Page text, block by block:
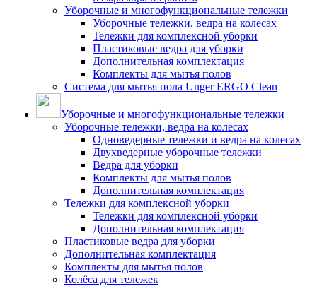
Уборочные и многофункциональные тележки
Уборочные тележки, ведра на колесах
Тележки для комплексной уборки
Пластиковые ведра для уборки
Дополнительная комплектация
Комплекты для мытья полов
Система для мытья пола Unger ERGO Clean
Уборочные и многофункциональные тележки
Уборочные тележки, ведра на колесах
Одноведерные тележки и ведра на колесах
Двухведерные уборочные тележки
Ведра для уборки
Комплекты для мытья полов
Дополнительная комплектация
Тележки для комплексной уборки
Тележки для комплексной уборки
Дополнительная комплектация
Пластиковые ведра для уборки
Дополнительная комплектация
Комплекты для мытья полов
Колёса для тележек